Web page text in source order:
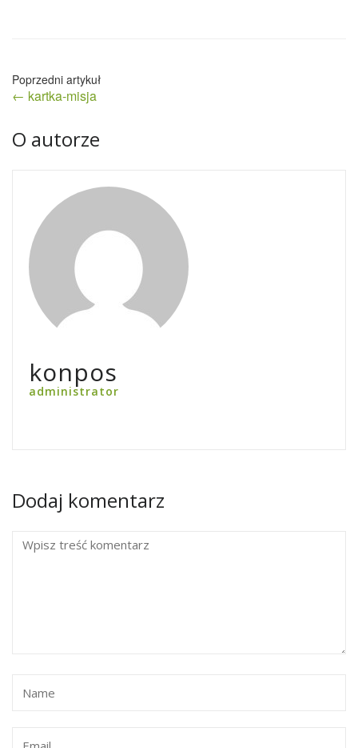
Nawigacja
wpisu
← kartka-misja
O autorze
konpos
administrator
Dodaj komentarz